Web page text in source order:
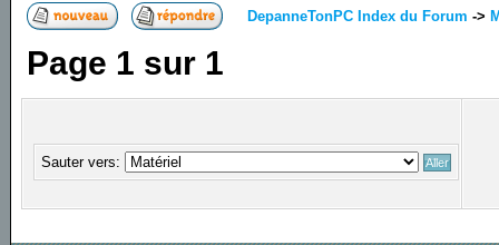
DepanneTonPC Index du Forum ->
Page 1 sur 1
Sauter vers: